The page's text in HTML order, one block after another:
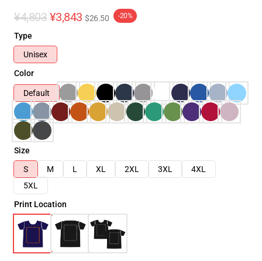
¥4,803 ¥3,843 $26.50 -20%
Type
Unisex
Color
Default
Size
S
M L XL 2XL 3XL
4XL
5XL
Print Location